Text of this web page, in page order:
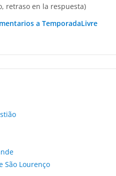
retraso en la respuesta)
a TemporadaLivre
São Lourenço